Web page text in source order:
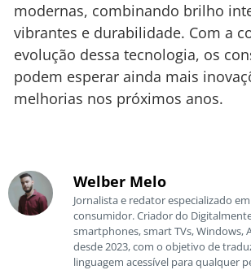
modernas, combinando brilho
vibrantes e durabilidade. Com a
evolução dessa tecnologia, os
podem esperar ainda mais
melhorias nos próximos anos.
Welber Melo
Jornalista e redator especializado
consumidor. Criador do
smartphones, smart TVs, Windows,
desde 2023, com o objetivo de
linguagem acessível para qualquer